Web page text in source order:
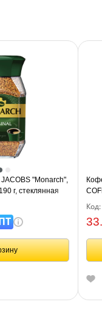
"Monarch",
г, стеклянная
15